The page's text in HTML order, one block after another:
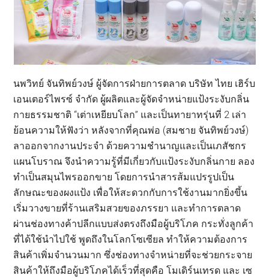
นพวิทย์ จันทิพย์วงษ์ ผู้จัดการฝ่ายการตลาด บริษัท ไทย เฮิร์บ
เอนเตอร์ไพรซ์ จำกัด ผู้ผลิตและผู้จัดจำหน่ายแป้งระงับกลิ่น
กายธรรมชาติ “เต่าเหยียบโลก” และเป็นทายาทรุ่นที่ 2 เล่า
ย้อนความให้ฟังว่า หลังจากที่คุณพ่อ (สมชาย จันทิพย์วงษ์)
ลาออกจากงานประจำ ด้วยความชำนาญและเป็นเภสัชกร
แผนโบราณ จึงนำความรู้ที่มีเกี่ยวกับแป้งระงับกลิ่นกาย ลอง
ทำเป็นสมุนไพรออกขาย โดยการนำสารส้มแปรรูปเป็น
ลักษณะของผงแป้ง เพื่อให้สะดวกกับการใช้งานมากยิ่งขึ้น
เริ่มวางขายที่ร้านเสริมสวยของภรรยา และทำการตลาด
ผ่านช่องทางค้าปลีกแบบส่งตรงถึงมือผู้บริโภค กระทั่งลูกค้า
ที่ได้ใช้นำไปใช้ พูดถึงในโลกโซเซียล ทำให้ความต้องการ
สินค้าเพิ่มจำนวนมาก ซึ่งช่องทางจำหน่ายที่จะช่วยกระจาย
สินค้าให้ถึงมือผู้บริโภคได้เร็วที่สุดคือ โมเดิร์นเทรด และ เซ